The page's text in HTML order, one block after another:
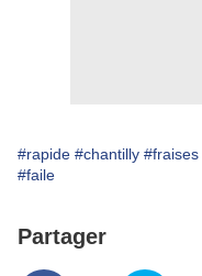
#rapide #chantilly #fraises
#faile
Partager